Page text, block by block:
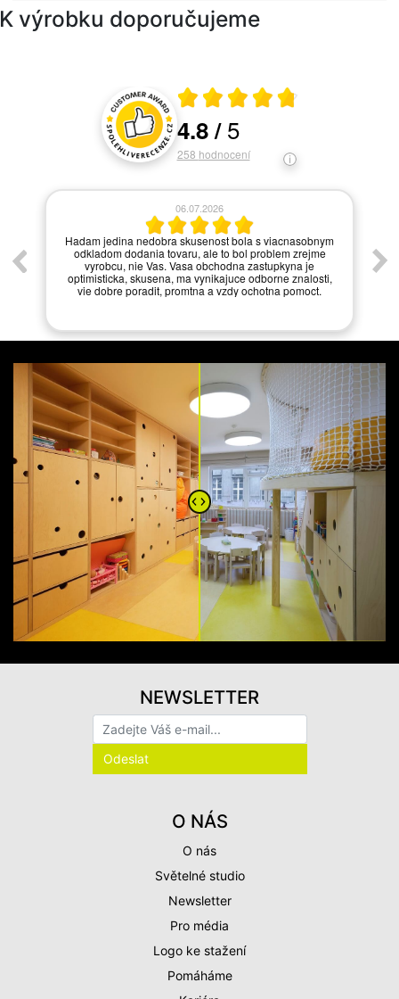
K výrobku doporučujeme
Hodnocení a recenze zákazníků
Průměrné hodnocení 4.8 z 5
4.8/5
258 hodnocení
06.07.2026
Hadam jedina nedobra skusenost bola s viacnasobnym
odkladom dodania tovaru, ale to bol problem zrejme
vyrobcu, nie Vas. Vasa obchodna zastupkyna je
optimisticka, skusena, ma vynikajuce odborne znalosti,
vie dobre poradit, promtna a vzdy ochotna pomoct.
O NÁS
O nás
Světelné studio
Newsletter
Pro média
Logo ke stažení
Pomáháme
NEWSLETTER